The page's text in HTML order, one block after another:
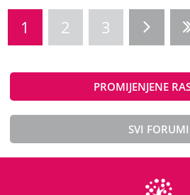
1 2 3
PROMIJENJENE
SVI FORUMI